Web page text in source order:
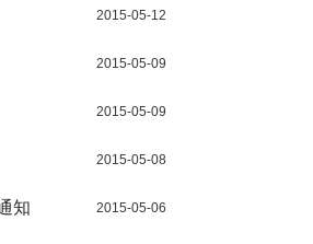
2015-05-12
2015-05-09
2015-05-09
2015-05-08
知 2015-05-06